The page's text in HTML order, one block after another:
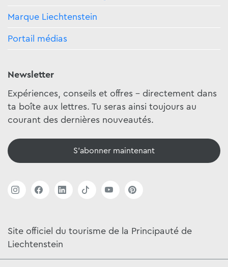
Marque Liechtenstein
Portail médias
Newsletter
Expériences, conseils et offres - directement dans
ta boîte aux lettres. Tu seras ainsi toujours au
courant des dernières nouveautés.
S'abonner maintenant
Site officiel du tourisme de la Principauté de
Liechtenstein